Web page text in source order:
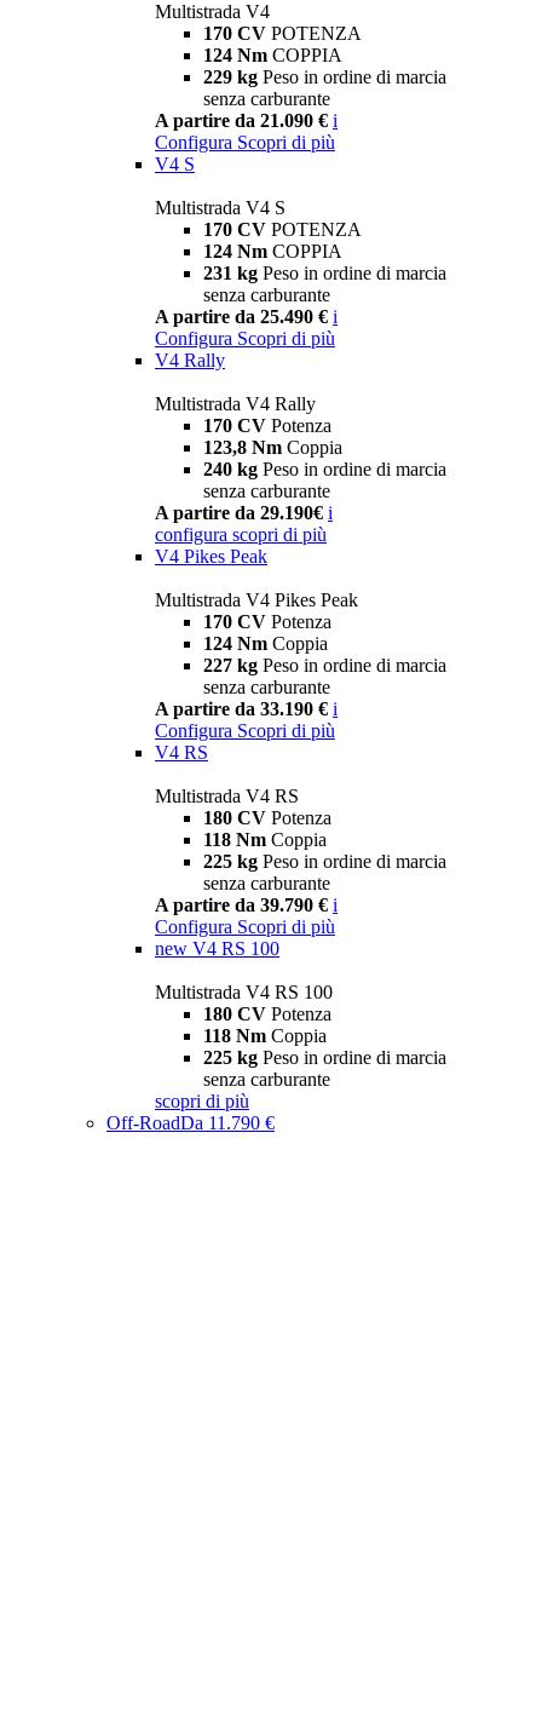
Multistrada V4
170 CV POTENZA
124 Nm COPPIA
229 kg Peso in ordine di marcia
senza carburante
A partire da 21.090 € i
Configura Scopri di più
V4 S
Multistrada V4 S
170 CV POTENZA
124 Nm COPPIA
231 kg Peso in ordine di marcia
senza carburante
A partire da 25.490 € i
Configura Scopri di più
V4 Rally
Multistrada V4 Rally
170 CV Potenza
123,8 Nm Coppia
240 kg Peso in ordine di marcia
senza carburante
A partire da 29.190€ i
configura scopri di più
V4 Pikes Peak
Multistrada V4 Pikes Peak
170 CV Potenza
124 Nm Coppia
227 kg Peso in ordine di marcia
senza carburante
A partire da 33.190 € i
Configura Scopri di più
V4 RS
Multistrada V4 RS
180 CV Potenza
118 Nm Coppia
225 kg Peso in ordine di marcia
senza carburante
A partire da 39.790 € i
Configura Scopri di più
new V4 RS 100
Multistrada V4 RS 100
180 CV Potenza
118 Nm Coppia
225 kg Peso in ordine di marcia
senza carburante
scopri di più
Off-RoadDa 11.790 €